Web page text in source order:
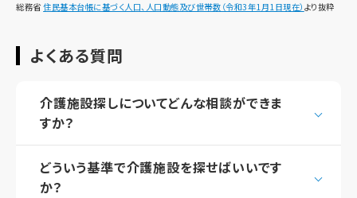
総務省住民基本台帳に基づく人口、人口動態及び世帯数（令和3年1月1日現在） より抜粋
よくある質問
介護施設探しについてどんな相談ができま
すか？
どういう基準で介護施設を探せばいいです
か？